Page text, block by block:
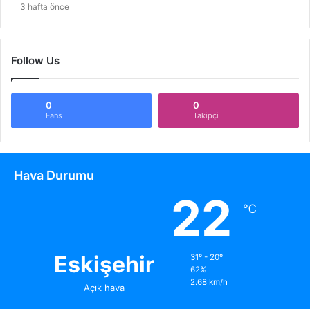
3 hafta önce
Follow Us
0
Fans
0
Takipçi
Hava Durumu
Eskişehir
Açık hava
22 ℃
31º - 20º
62%
2.68 km/h